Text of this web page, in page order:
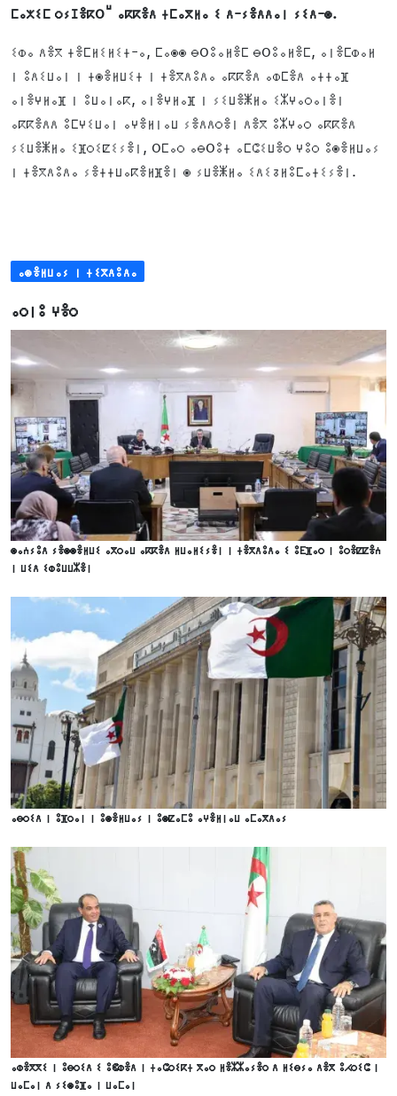
ⵎⴰⵅⵉⵎ ⵔⵢⵊⴻⴽoⵯ ⴰⴽⴽⴻⴷ ⵜⵎⴰⴳⵍⴰ ⵉ ⴷ-ⵢⴻⴷⴷⴰⵏ ⵢⵉⴷ-ⵙ.
ⵉⵀⴰ ⴷⴻⴳ ⵜⴻⵎⵍⵉⵍⵉⵜ-ⴰ, ⵎⴰⵙⵙ ⴱoⵓⴰⵍⴻⵎ ⴱoⵓⴰⵍⴻⵎ, ⴰⵏⴻⵎⵀⴰⵍ
ⵏ ⵓⴷⵉⵡⴰⵏ ⵏ ⵜⵙⴻⵍⵡⵉⵜ ⵏ ⵜⴻⴳⴷⵓⴷⴰ ⴰⴽⴽⴻⴷ ⴰⵀⵎⴻⴷ ⴰⵜⵜⴰⴼ
ⴰⵏⴻⵖⵍⴰⴼ ⵏ ⵓⵡⴰⵏⴰⴽ, ⴰⵏⴻⵖⵍⴰⴼ ⵏ ⵢⵉⵡⴻⵥⵍⴰ ⵉⵣⵖⴰⵔⴰⵏⴻⵏ
ⴰⴽⴽⴻⴷⴷ ⵓⵎⵖⵉⵡⴰⵏ ⴰⵖⴻⵍⵏⴰⵡ ⵢⴻⴷⴷⵔⴻⵏ ⴷⴻⴳ ⵓⵣⵖⴰⵔ ⴰⴽⴽⴻⴷ
ⵢⵉⵡⴻⵥⵍⴰ ⵉⴼⵔⵉⵇⵉⵢⴻⵏ, oⵎⴰⵔ ⴰⴱoⵓⵜ ⴰⵎⵛⵉⵡⴻⵔ ⵖⵓⵔ ⵓⵙⴻⵍⵡⴰⵢ
ⵏ ⵜⴻⴳⴷⵓⴷⴰ ⵢⴻⵜⵜⵡⴰⴽⴻⵍⴼⴻⵏ ⵙ ⵢⵡⴻⵥⵍⴰ ⵉⴷⵉⵒⵍⵓⵎⴰⵜⵉⵢⴻⵏ.
ⴰⵙⴻⵍⵡⴰⵢ ⵏ ⵜⵉⴳⴷⵓⴷⴰ
ⴰⵔⵏⵓ ⵖⴻⵔ
ⵙⴰⵄⵢⵓⴷ ⵢⴻⵙⵙⴻⵍⵡⵉ ⴰⴳⵔⴰⵡ ⴰⴽⴽⴻⴷ ⵍⵡⴰⵍⵉⵢⴻⵏ ⵏ ⵜⴻⴳⴷⵓⴷⴰ ⵉ ⵓⴹⴼⴰⵔ ⵏ ⵓⵔⴻⵇⵇⴻⵄ
ⵏ ⵡⵉⴷ ⵉⵀⵓⵡⵡⵣⴻⵏ
ⴰⴱⵔⵉⴷ ⵏ ⵓⴼⵔⴰⵏ ⵏ ⵓⵙⴻⵍⵡⴰⵢ ⵏ ⵓⵙⵇⴰⵎⵓ ⴰⵖⴻⵍⵏⴰⵡ ⴰⵎⴰⴳⴷⴰⵢ
ⴰⵀⴻⴳⴳⵉ ⵏ ⵓⴱⵔⵉⴷ ⵉ ⵓⵞⵀⴻⴷ ⵏ ⵜⴰⵛⵔⵉⴽⵜ ⴳⴰⵔ ⵍⴻⵣⵣⴰⵢⴻⵔ ⴷ ⵍⵉⴱⵢⴰ ⴷⴻⴳ ⵓⵃⵔⵉⵛ ⵏ
ⵡⴰⵎⴰⵏ ⴷ ⵢⵉⵙⵓⴼⴰ ⵏ ⵡⴰⵎⴰⵏ